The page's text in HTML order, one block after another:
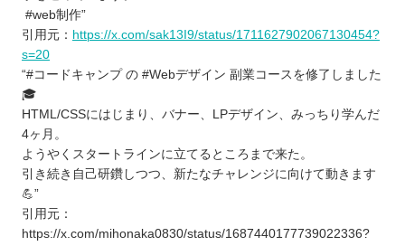
#web制作”
引用元： https://x.com/sak13I9/status/1711627902067130454?
s=20
“#コードキャンプ の #Webデザイン 副業コースを修了しました
🎓
HTML/CSSにはじまり、バナー、LPデザイン、みっちり学んだ
4ヶ月。
ようやくスタートラインに立てるところまで来た。
引き続き自己研鑽しつつ、新たなチャレンジに向けて動きます
💪”
引用元：
https://x.com/mihonaka0830/status/1687440177739022336?